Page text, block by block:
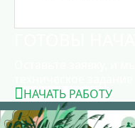
НАЧАТЬ РАБОТУ